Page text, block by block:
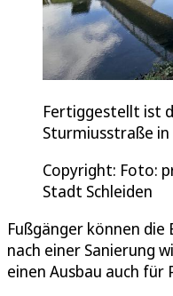
Fertiggestellt ist
Sturmiusstraße in
Copyright: Foto:
Stadt Schleiden
Fußgänger können
nach einer Sanierung
einen Ausbau auch